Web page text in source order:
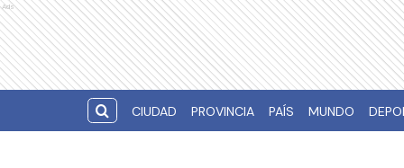
Ads
CIUDAD PROVINCIA PAÍS MUNDO